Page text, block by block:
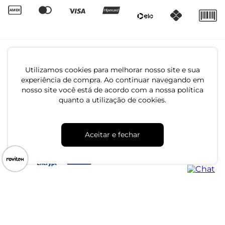
Utilizamos cookies para melhorar nosso site e sua
experiência de compra. Ao continuar navegando em
nosso site você está de acordo com a nossa política
quanto a utilização de cookies.
Aceitar e fechar
CNPJ: 79.233.672/0001-05
Av. Maria Marangoni, 391 - 89129-080 - Luiz Alves - SC